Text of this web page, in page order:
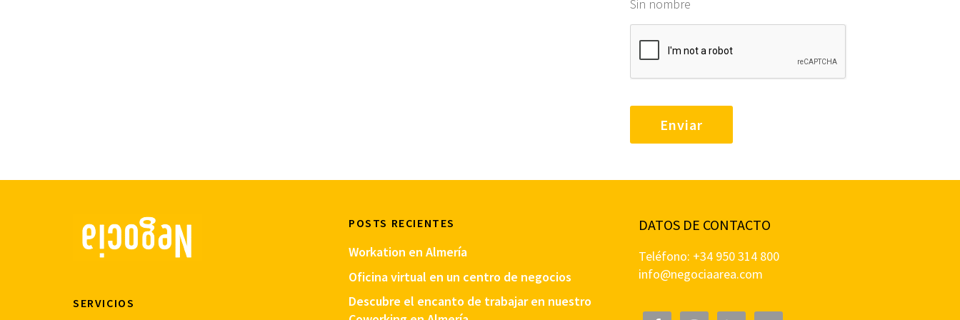
Sin nombre
SERVICIOS
POSTS RECIENTES
Workation en Almería
Oficina virtual en un centro de negocios
Descubre el encanto de trabajar en nuestro
DATOS DE CONTACTO
Teléfono: +34 950 314 800
info@negociaarea.com